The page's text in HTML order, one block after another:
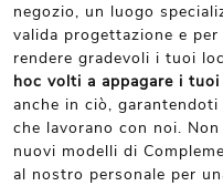
negozio, un luogo
valida progettazione e
rendere gradevoli i tuoi
hoc volti a appagare i
anche in ciò,
che lavorano con noi.
nuovi modelli di
al nostro personale per